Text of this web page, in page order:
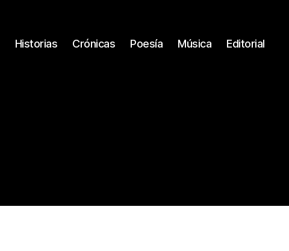
Historias Crónicas Poesía Música Editorial